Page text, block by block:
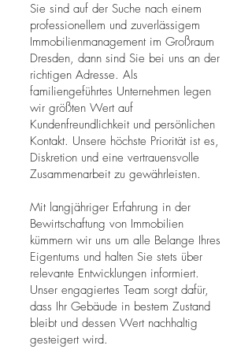
Sie sind auf der Suche nach einem
professionellem und zuverlässigem
Immobilienmanagement im Großraum
Dresden, dann sind Sie bei uns an der
richtigen Adresse. Als
familiengeführtes Unternehmen legen
wir größten Wert auf
Kundenfreundlichkeit und persönlichen
Kontakt. Unsere höchste Priorität ist es,
Diskretion und eine vertrauensvolle
Zusammenarbeit zu gewährleisten.
Mit langjähriger Erfahrung in der
Bewirtschaftung von Immobilien
kümmern wir uns um alle Belange Ihres
Eigentums und halten Sie stets über
relevante Entwicklungen informiert.
Unser engagiertes Team sorgt dafür,
dass Ihr Gebäude in bestem Zustand
bleibt und dessen Wert nachhaltig
gesteigert wird.